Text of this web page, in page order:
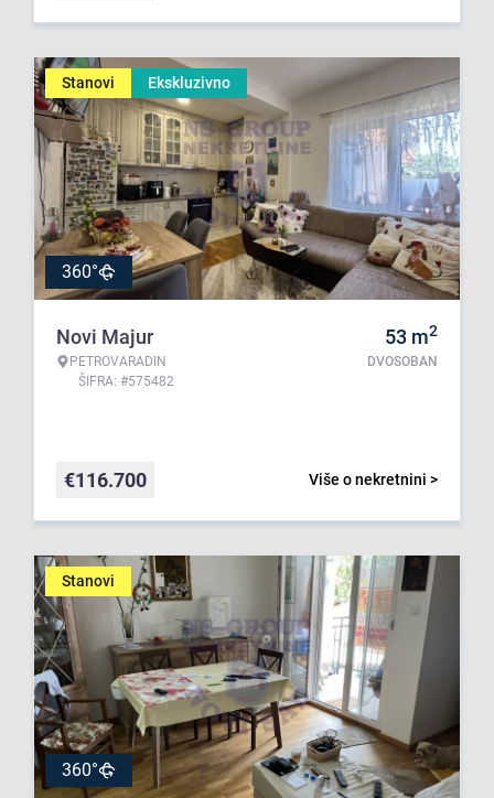
Stanovi Ekskluzivno
360°
Novi Majur
PETROVARADIN
ŠIFRA: #575482
53 m2
DVOSOBAN
Više o nekretnini >
€116.700
Stanovi
360°